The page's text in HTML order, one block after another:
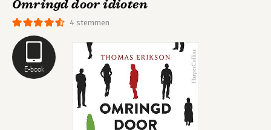
E-book
4 stemmen
Omringd door idioten